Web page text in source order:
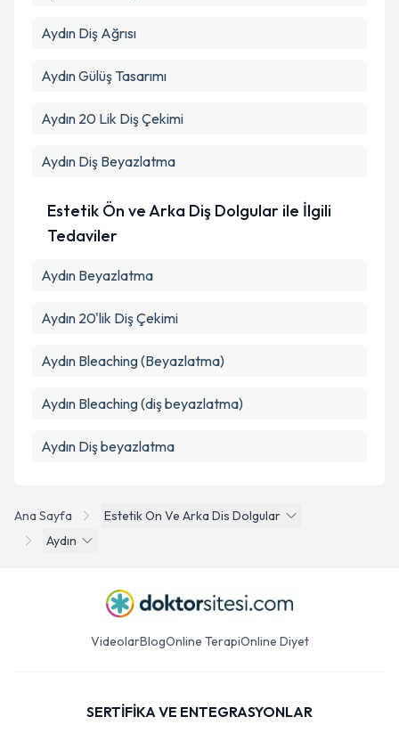
Ana Sayfa
Estetik On Ve Arka Dis Dolgular
Aydın
Aydın Diş Ağrısı
Aydın Gülüş Tasarımı
Aydın 20 Lik Diş Çekimi
Aydın Diş Beyazlatma
Estetik Ön ve Arka Diş Dolgular ile İlgili
Tedaviler
Aydın Beyazlatma
Aydın 20'lik Diş Çekimi
Aydın Bleaching (Beyazlatma)
Aydın Bleaching (diş beyazlatma)
Aydın Diş beyazlatma
VideolarBlogOnline TerapiOnline Diyet
SERTİFİKA VE ENTEGRASYONLAR